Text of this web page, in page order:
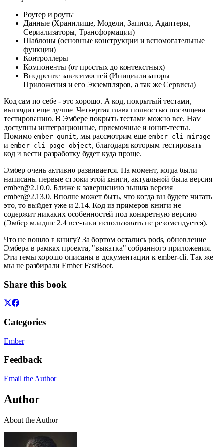
Роутер и роуты
Данные (Хранилище, Модели, Записи, Адаптеры,
Сериализаторы, Трансформации)
Шаблоны (основные конструкции и вспомогательные
функции)
Контроллеры
Компоненты (от простых до контекстных)
Внедрение зависимостей (Инициализаторы
Приложения и его Экземпляров, а так же Сервисы)
Код сам по себе - это хорошо. А код, покрытый тестами,
выглядит еще лучше. Четвертая глава полностью посвящена
тестированию. В Эмбере покрыть тестами можно все. Нам
доступны интеграционные, приемочные и юнит-тесты.
Помимо ember-qunit, мы рассмотрим еще ember-cli-mirage
и ember-cli-page-object, благодаря которым тестировать
код и вести разработку будет куда проще.
Эмбер очень активно развивается. На момент, когда были
написаны первые строки этой книги, актуальной была версия
ember@2.10.0. Ближе к завершению вышла версия
ember@2.13.0. Вполне может быть, что когда вы будете читать
это, то выйдет уже и 2.14. Код из примеров книги не
содержит никаких особенностей под конкретную версию
(Эмбер младше 2.4 все-таки использовать не рекомендуется).
Что не вошло в книгу? За бортом остались pods, обновление
Эмбера в рамках проекта, "выкатка" собранного приложения.
Эти темы хорошо описаны в документации к ember-cli. Так же
мы не разбирали Ember FastBoot.
Share this book
Categories
Ember
Feedback
Email the Author
Author
About the Author